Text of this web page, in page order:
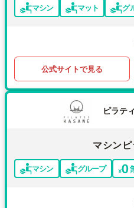
マシン マット グ
公式サイトで見る
ピラテ
マシン
マシン グループ